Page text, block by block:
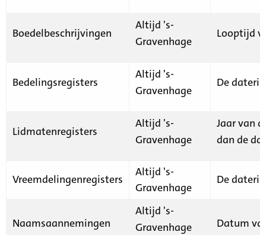
Boedelbeschrijvingen
Altijd 's-
Gravenhage
Looptijd
Bedelingsregisters
Altijd 's-
Gravenhage
De
Lidmatenregisters
Altijd 's-
Gravenhage
Jaar van
dan de
Vreemdelingenregisters
Altijd 's-
Gravenhage
De
Naamsaannemingen
Altijd 's-
Gravenhage
Datum